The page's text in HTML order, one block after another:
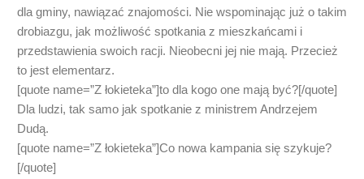
dla gminy, nawiązać znajomości. Nie wspominając już o takim
drobiazgu, jak możliwość spotkania z mieszkańcami i
przedstawienia swoich racji. Nieobecni jej nie mają. Przecież
to jest elementarz.
[quote name=”Z łokieteka”]to dla kogo one mają być?[/quote]
Dla ludzi, tak samo jak spotkanie z ministrem Andrzejem
Dudą.
[quote name=”Z łokieteka”]Co nowa kampania się szykuje?
[/quote]